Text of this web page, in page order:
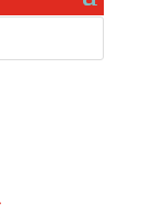
Rango